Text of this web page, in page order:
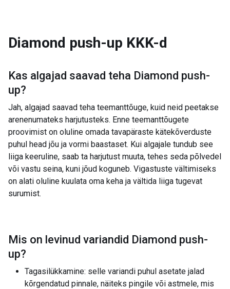
Diamond push-up KKK-d
Kas algajad saavad teha Diamond push-
up?
Jah, algajad saavad teha teemanttõuge, kuid neid peetakse
arenenumateks harjutusteks. Enne teemanttõugete
proovimist on oluline omada tavapäraste kätekõverduste
puhul head jõu ja vormi baastaset. Kui algajale tundub see
liiga keeruline, saab ta harjutust muuta, tehes seda põlvedel
või vastu seina, kuni jõud koguneb. Vigastuste vältimiseks
on alati oluline kuulata oma keha ja vältida liiga tugevat
surumist.
Mis on levinud variandid Diamond push-
up?
Tagasilükkamine: selle variandi puhul asetate jalad
kõrgendatud pinnale, näiteks pingile või astmele, mis